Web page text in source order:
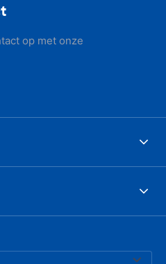
op met onze